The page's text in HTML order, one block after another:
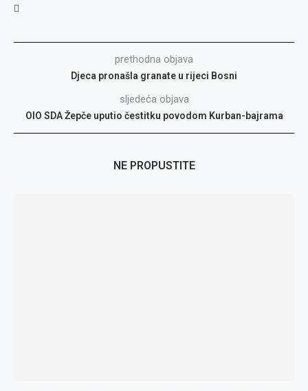
prethodna objava
Djeca pronašla granate u rijeci Bosni
sljedeća objava
OIO SDA Žepče uputio čestitku povodom Kurban-bajrama
NE PROPUSTITE